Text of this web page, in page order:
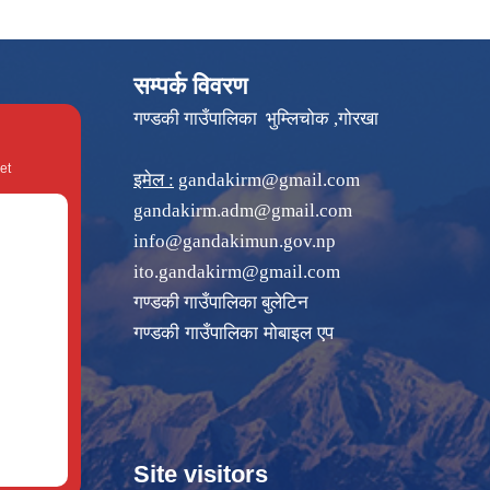
सम्पर्क विवरण
गण्डकी गाउँपालिका भुम्लिचोक ,गोरखा
इमेल : gandakirm@gmail.com
gandakirm.adm@gmail.com
info@gandakimun.gov.np
ito.gandakirm@gmail.com
गण्डकी गाउँपालिका बुलेटिन
गण्डकी गाउँपालिका मोबाइल एप
Site visitors